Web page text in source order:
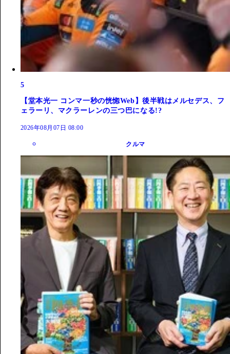
5
【堂本光一 コンマ一秒の恍惚Web】後半戦はメルセデス、フ
ェラーリ、マクラーレンの三つ巴になる!?
2026年08月07日 08:00
クルマ